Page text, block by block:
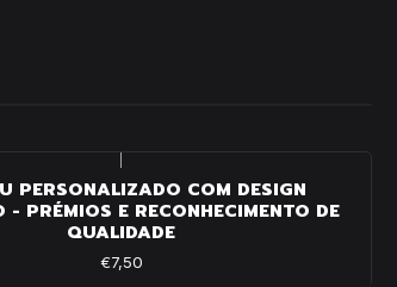
PERSONALIZADO COM DESIGN
- PRÉMIOS E RECONHECIMENTO DE
QUALIDADE
€7,50